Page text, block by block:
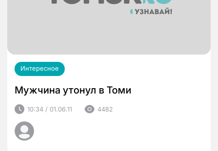
Интересное
Мужчина утонул в Томи
10:34 / 01.06.11 4482